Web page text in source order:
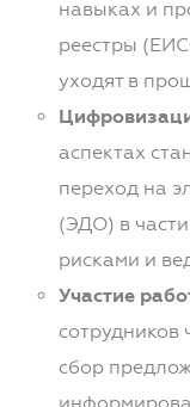
навыках и
реестры
уходят в
аспектах
переход на
(ЭДО) в
рисками и
Участие
сотрудников
сбор